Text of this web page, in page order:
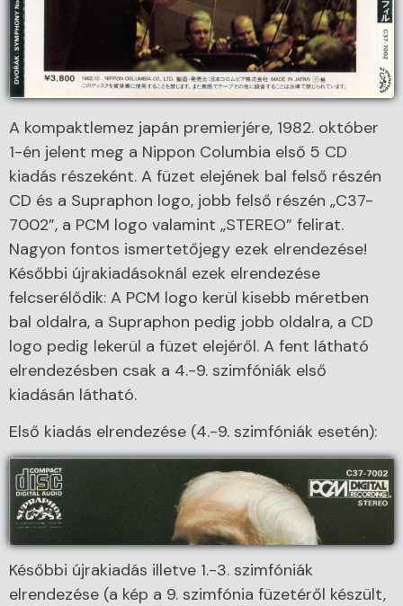
A kompaktlemez japán premierjére, 1982. október
1-én jelent meg a Nippon Columbia első 5 CD
kiadás részeként. A füzet elejének bal felső részén
CD és a Supraphon logo, jobb felső részén „C37-
7002”, a PCM logo valamint „STEREO” felirat.
Nagyon fontos ismertetőjegy ezek elrendezése!
Későbbi újrakiadásoknál ezek elrendezése
felcserélődik: A PCM logo kerül kisebb méretben
bal oldalra, a Supraphon pedig jobb oldalra, a CD
logo pedig lekerül a füzet elejéről. A fent látható
elrendezésben csak a 4.-9. szimfóniák első
kiadásán látható.
Első kiadás elrendezése (4.-9. szimfóniák esetén):
Későbbi újrakiadás illetve 1.-3. szimfóniák
elrendezése (a kép a 9. szimfónia füzetéről készült,